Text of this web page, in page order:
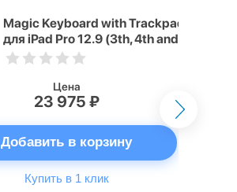
Magic Keyboard with Trackpad
для iPad Pro 12.9 (3th, 4th and
5th generation) русская,
Цена
23 975 ₽
Добавить в корзину
Купить в 1 клик